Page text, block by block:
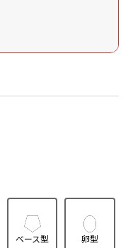
ベース型 卵型